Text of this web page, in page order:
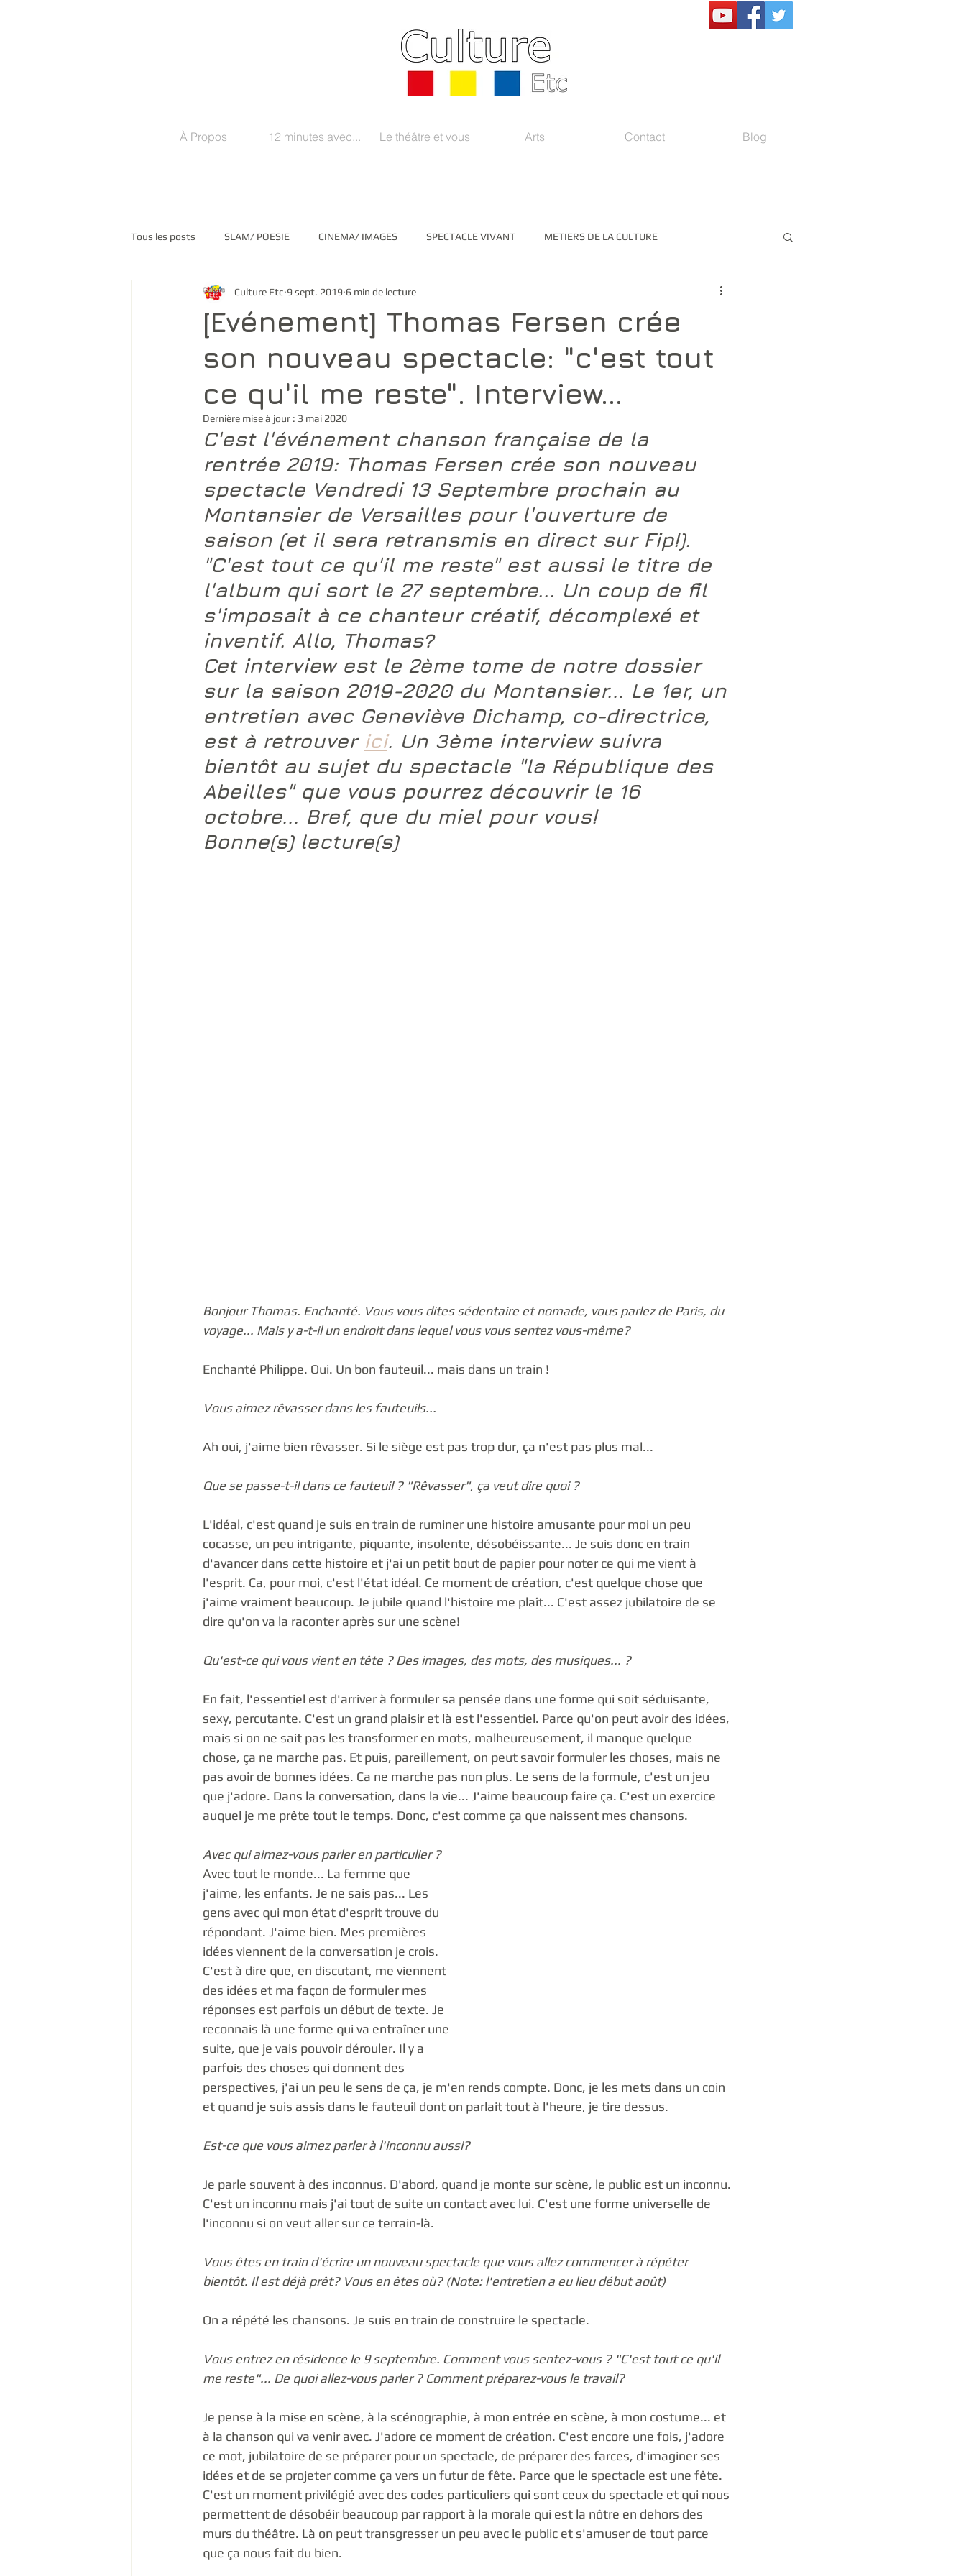
À Propos 12 minutes avec... Le théâtre et vous Arts Contact Blog
Tous les posts SLAM/ POESIE CINEMA/ IMAGES SPECTACLE VIVANT METIERS DE LA CULTURE
COMMUNIQUES DE PRESSE MEDIAS/ INSTITUTIONS
[Evénement] Thomas Fersen crée
son nouveau spectacle: "c'est tout
ce qu'il me reste". Interview...
Culture Etc 9 sept. 2019 6 min de lecture
Dernière mise à jour : 3 mai 2020
C'est l'événement chanson française de la
rentrée 2019: Thomas Fersen crée son nouveau
spectacle Vendredi 13 Septembre prochain au
Montansier de Versailles pour l'ouverture de
saison (et il sera retransmis en direct sur Fip!).
"C'est tout ce qu'il me reste" est aussi le titre de
l'album qui sort le 27 septembre... Un coup de fil
s'imposait à ce chanteur créatif, décomplexé et
inventif. Allo, Thomas?
Cet interview est le 2ème tome de notre dossier
sur la saison 2019-2020 du Montansier... Le 1er, un
entretien avec Geneviève Dichamp, co-directrice,
est à retrouver ici. Un 3ème interview suivra
bientôt au sujet du spectacle "la République des
Abeilles" que vous pourrez découvrir le 16
octobre... Bref, que du miel pour vous!
Bonne(s) lecture(s)
Bonjour Thomas. Enchanté. Vous vous dites sédentaire et nomade, vous parlez de Paris, du
voyage... Mais y a-t-il un endroit dans lequel vous vous sentez vous-même?
Enchanté Philippe. Oui. Un bon fauteuil... mais dans un train !
Vous aimez rêvasser dans les fauteuils...
Ah oui, j'aime bien rêvasser. Si le siège est pas trop dur, ça n'est pas plus mal...
Que se passe-t-il dans ce fauteuil ? "Rêvasser", ça veut dire quoi ?
L'idéal, c'est quand je suis en train de ruminer une histoire amusante pour moi un peu
cocasse, un peu intrigante, piquante, insolente, désobéissante... Je suis donc en train
d'avancer dans cette histoire et j'ai un petit bout de papier pour noter ce qui me vient à
l'esprit. Ca, pour moi, c'est l'état idéal. Ce moment de création, c'est quelque chose que
j'aime vraiment beaucoup. Je jubile quand l'histoire me plaît... C'est assez jubilatoire de se
dire qu'on va la raconter après sur une scène!
Qu'est-ce qui vous vient en tête ? Des images, des mots, des musiques... ?
En fait, l'essentiel est d'arriver à formuler sa pensée dans une forme qui soit séduisante,
sexy, percutante. C'est un grand plaisir et là est l'essentiel. Parce qu'on peut avoir des idées,
mais si on ne sait pas les transformer en mots, malheureusement, il manque quelque
chose, ça ne marche pas. Et puis, pareillement, on peut savoir formuler les choses, mais ne
pas avoir de bonnes idées. Ca ne marche pas non plus. Le sens de la formule, c'est un jeu
que j'adore. Dans la conversation, dans la vie... J'aime beaucoup faire ça. C'est un exercice
auquel je me prête tout le temps. Donc, c'est comme ça que naissent mes chansons.
Avec qui aimez-vous parler en particulier ?
Avec tout le monde... La femme que
j'aime, les enfants. Je ne sais pas... Les
gens avec qui mon état d'esprit trouve du
répondant. J'aime bien. Mes premières
idées viennent de la conversation je crois.
C'est à dire que, en discutant, me viennent
des idées et ma façon de formuler mes
réponses est parfois un début de texte. Je
reconnais là une forme qui va entraîner une
suite, que je vais pouvoir dérouler. Il y a
parfois des choses qui donnent des
perspectives, j'ai un peu le sens de ça, je m'en rends compte. Donc, je les mets dans un coin
et quand je suis assis dans le fauteuil dont on parlait tout à l'heure, je tire dessus.
Est-ce que vous aimez parler à l'inconnu aussi?
Je parle souvent à des inconnus. D'abord, quand je monte sur scène, le public est un inconnu.
C'est un inconnu mais j'ai tout de suite un contact avec lui. C'est une forme universelle de
l'inconnu si on veut aller sur ce terrain-là.
Vous êtes en train d'écrire un nouveau spectacle que vous allez commencer à répéter
bientôt. Il est déjà prêt? Vous en êtes où? (Note: l'entretien a eu lieu début août)
On a répété les chansons. Je suis en train de construire le spectacle.
Vous entrez en résidence le 9 septembre. Comment vous sentez-vous ? "C'est tout ce qu'il
me reste"... De quoi allez-vous parler ? Comment préparez-vous le travail?
Je pense à la mise en scène, à la scénographie, à mon entrée en scène, à mon costume... et
à la chanson qui va venir avec. J'adore ce moment de création. C'est encore une fois, j'adore
ce mot, jubilatoire de se préparer pour un spectacle, de préparer des farces, d'imaginer ses
idées et de se projeter comme ça vers un futur de fête. Parce que le spectacle est une fête.
C'est un moment privilégié avec des codes particuliers qui sont ceux du spectacle et qui nous
permettent de désobéir beaucoup par rapport à la morale qui est la nôtre en dehors des
murs du théâtre. Là on peut transgresser un peu avec le public et s'amuser de tout parce
que ça nous fait du bien.